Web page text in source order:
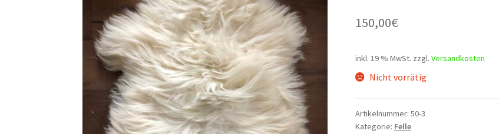
150,00€
inkl. 19 % MwSt. zzgl. Versandkosten
Nicht vorrätig
Artikelnummer: 50-3
Kategorie: Felle